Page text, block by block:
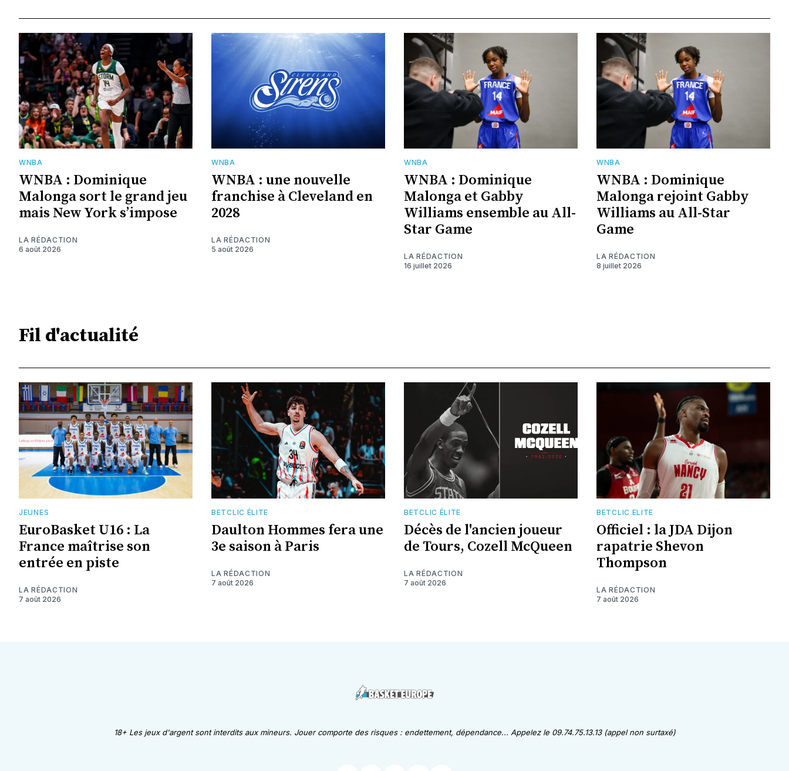
WNBA
WNBA : Dominique
Malonga sort le grand jeu
mais New York s’impose
LA RÉDACTION
6 août 2026
WNBA
WNBA : une nouvelle
franchise à Cleveland en
2028
LA RÉDACTION
5 août 2026
WNBA
WNBA : Dominique
Malonga et Gabby
Williams ensemble au All-
Star Game
LA RÉDACTION
16 juillet 2026
WNBA
WNBA : Dominique
Malonga rejoint Gabby
Williams au All-Star
Game
LA RÉDACTION
8 juillet 2026
Fil d'actualité
JEUNES
EuroBasket U16 : La
France maîtrise son
entrée en piste
LA RÉDACTION
7 août 2026
BETCLIC ÉLITE
Daulton Hommes fera une
3e saison à Paris
LA RÉDACTION
7 août 2026
BETCLIC ÉLITE
Décès de l'ancien joueur
de Tours, Cozell McQueen
LA RÉDACTION
7 août 2026
BETCLIC ELITE
Officiel : la JDA Dijon
rapatrie Shevon
Thompson
LA RÉDACTION
7 août 2026
18+ Les jeux d'argent sont interdits aux mineurs. Jouer comporte des risques : endettement, dépendance... Appelez le 09.74.75.13.13 (appel non surtaxé)